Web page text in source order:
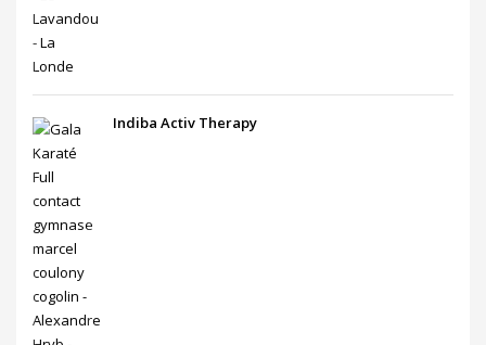
Indiba Activ Therapy